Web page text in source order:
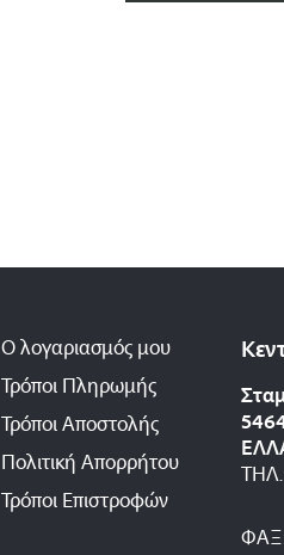
Ο λογαριασμός μου
Τρόποι Πληρωμής
Τρόποι Αποστολής
Πολιτική Απορρήτου
Τρόποι Επιστροφών